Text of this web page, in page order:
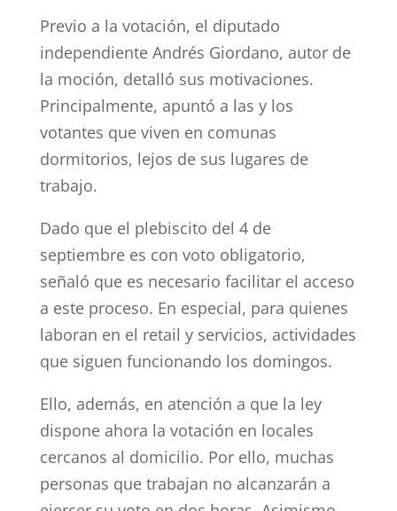
Previo a la votación, el diputado
independiente Andrés Giordano, autor de
la moción, detalló sus motivaciones.
Principalmente, apuntó a las y los
votantes que viven en comunas
dormitorios, lejos de sus lugares de
trabajo.
Dado que el plebiscito del 4 de
septiembre es con voto obligatorio,
señaló que es necesario facilitar el acceso
a este proceso. En especial, para quienes
laboran en el retail y servicios, actividades
que siguen funcionando los domingos.
Ello, además, en atención a que la ley
dispone ahora la votación en locales
cercanos al domicilio. Por ello, muchas
personas que trabajan no alcanzarán a